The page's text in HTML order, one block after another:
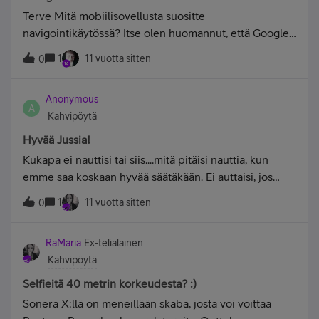
Terve Mitä mobiilisovellusta suositte
navigointikäytössä? Itse olen huomannut, että Google
Maps päivittyy melko usein ja jopa tässä
kotiympäristössäni tehtävät 8-tien muutostöiden
navigaattoriin melko nopeasti. Lisäksi tietyöt tulevat
karttaannäkyviin aika mukavasti. IPhonen kartat
puolestaan tulevat TomTom:lta ymmärtääkseni, toimii
ajattanut aika mielenkiintoisia reittejä. Kokemukset on
viime viikolta Ruotsin reissulta, jossa ajelin vaihteeksi
molemmilla. Kun tulin Tukholmaan niin suosiolla
Sopiva, että voi surutta käyttää. Tosin iPhone 5:ta en
ole saanut Ruotsissa koskaan käyttämään LTE verkkoa.
0 1 11 vuotta sitten
A
Anonymous
Kahvipöytä
Hyvää Jussia!
Kukapa ei nauttisi tai siis....mitä pitäisi nauttia, kun
emme saa koskaan hyvää säätäkään. Ei auttaisi, jos
Juhannus pistetään takaisin 24.6 päivään.&nbsp;No
nautitaan vaikka olueesta, kippis tai kolaus!
0 1 11 vuotta sitten
RaMaria Ex-telialainen
Kahvipöytä
Selfieitä 40 metrin korkeudesta? :)
Sonera X:llä on meneillään skaba, josta voi voittaa